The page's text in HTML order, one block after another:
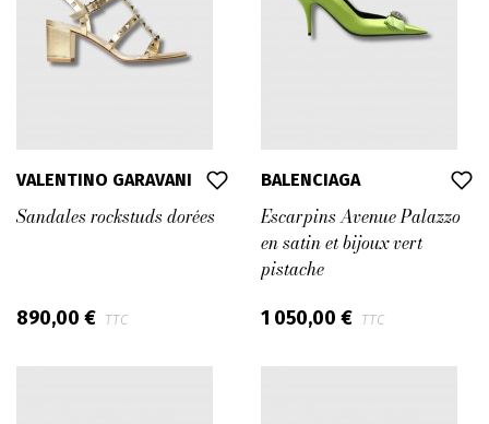
VALENTINO GARAVANI
Sandales rockstuds dorées
890,00 € TTC
BALENCIAGA
Escarpins Avenue Palazzo
en satin et bijoux vert
pistache
1 050,00 € TTC